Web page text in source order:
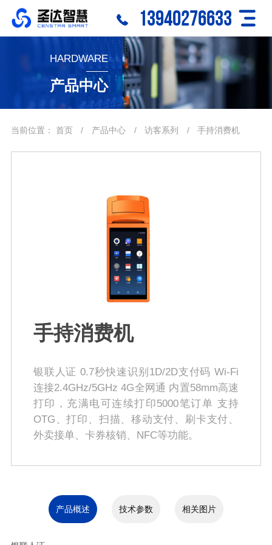
13940276633
HARDWARE
产品中心
当前位置： 首页 / 产品中心 / 访客系列 / 手持消费机
手持消费机
银联人证 0.7秒快速识别1D/2D支付码 Wi-Fi
连接2.4GHz/5GHz 4G全网通 内置58mm高速
打印，充满电可连续打印5000笔订单 支持
OTG、打印、扫描、移动支付、刷卡支付、
外卖接单、卡券核销、NFC等功能。
产品概述 技术参数 相关图片